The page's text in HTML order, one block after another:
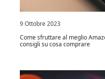
9 Ottobre 2023
Come sfruttare al meglio
consigli su cosa comprare